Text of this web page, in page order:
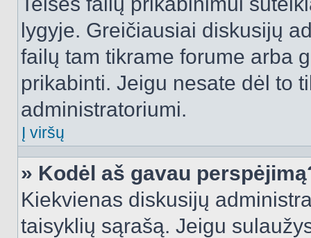
lygyje. Greičiausiai diskusijų
failų tam tikrame forume arba
prikabinti. Jeigu nesate dėl to
administratoriumi.
Į viršų
» Kodėl aš gavau
Kiekvienas diskusijų
taisyklių sąrašą. Jeigu